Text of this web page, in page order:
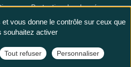
Protection des données
- All rights reserved
vous donne le contrôle sur ceux que
souhaitez activer
Tout refuser Personnaliser